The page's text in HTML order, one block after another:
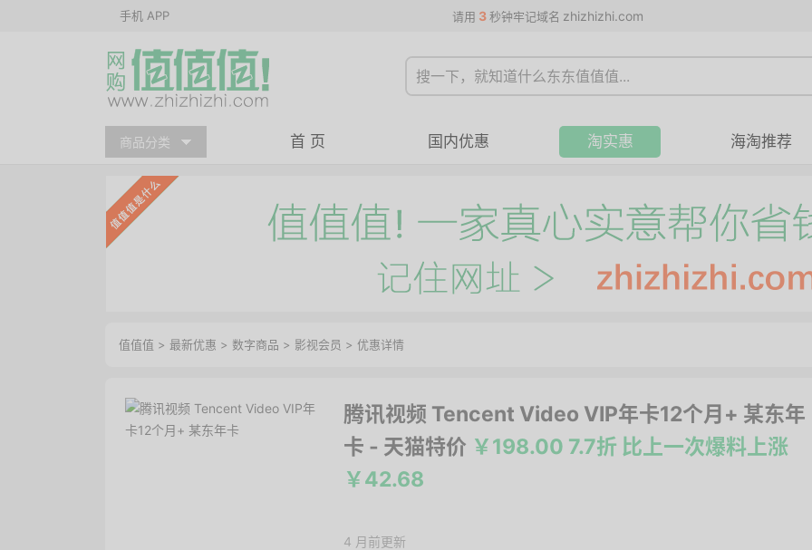
手机 APP 请用 3 秒钟牢记域名 zhizhizhi.com
商品分类 首 页 国内优惠 淘实惠 海淘推荐
值值值 > 最新优惠 > 数字商品 > 影视会员 > 优惠详情
腾讯视频 Tencent Video VIP年卡12个月+ 某东年
卡 - 天猫特价 ￥198.00 7.7折 比上一次爆料上涨
￥42.68
4 月前更新